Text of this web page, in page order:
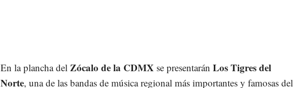
En la plancha del Zócalo de la CDMX se presentarán Los Tigres del
Norte, una de las bandas de música regional más importantes y famosas del